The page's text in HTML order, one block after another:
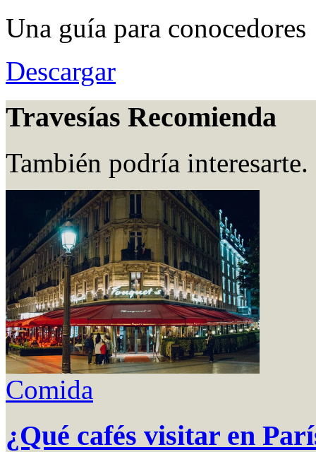
Una guía para conocedores
Descargar
Travesías Recomienda
También podría interesarte.
Comida
¿Qué cafés visitar en